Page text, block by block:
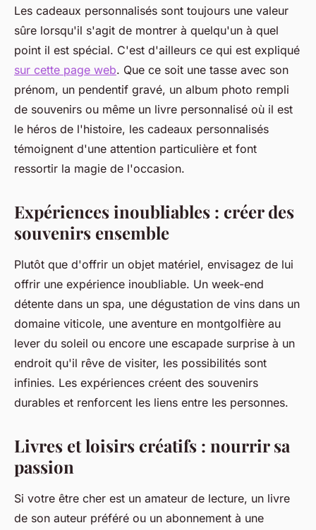
Les cadeaux personnalisés sont toujours une valeur
sûre lorsqu'il s'agit de montrer à quelqu'un à quel
point il est spécial. C'est d'ailleurs ce qui est expliqué
sur cette page web. Que ce soit une tasse avec son
prénom, un pendentif gravé, un album photo rempli
de souvenirs ou même un livre personnalisé où il est
le héros de l'histoire, les cadeaux personnalisés
témoignent d'une attention particulière et font
ressortir la magie de l'occasion.
Expériences inoubliables : créer des
souvenirs ensemble
Plutôt que d'offrir un objet matériel, envisagez de lui
offrir une expérience inoubliable. Un week-end
détente dans un spa, une dégustation de vins dans un
domaine viticole, une aventure en montgolfière au
lever du soleil ou encore une escapade surprise à un
endroit qu'il rêve de visiter, les possibilités sont
infinies. Les expériences créent des souvenirs
durables et renforcent les liens entre les personnes.
Livres et loisirs créatifs : nourrir sa
passion
Si votre être cher est un amateur de lecture, un livre
de son auteur préféré ou un abonnement à une